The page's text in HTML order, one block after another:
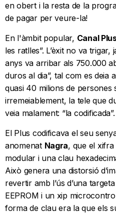
en obert i la resta de la
de pagar per veure-la!
En l'àmbit popular, Canal
les ratlles”. L’èxit no va
anys va arribar als 750.000
duros al dia”, tal com es deia
quasi 40 milions de persones
irremeiablement, la tele que
veia malament: “la codificada”.
El Plus codificava el seu
anomenat Nagra, que el xifra
modular i una clau
Això genera una distorsió
revertir amb l’ús d’una
EEPROM i un xip
forma de clau era la que els